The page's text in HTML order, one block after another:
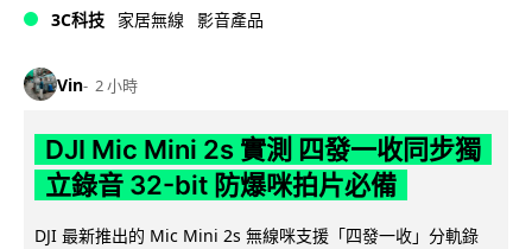
3C科技 家居無線 影音產品
Vin 2 小時
DJI Mic Mini 2s 實測 四發一收同步獨
立錄音 32-bit 防爆咪拍片必備
DJI 最新推出的 Mic Mini 2s 無線咪支援「四發一收」分軌錄